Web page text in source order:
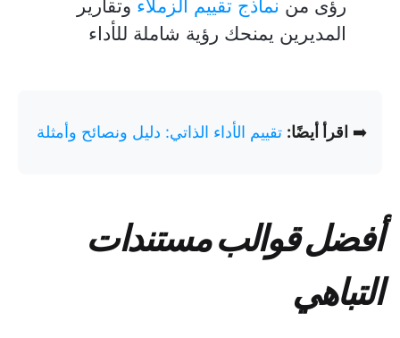
رؤى من نماذج تقييم الزملاء وتقارير
المديرين يمنحك رؤية شاملة للأداء
➡️ اقرأ أيضًا: تقييم الأداء الذاتي: دليل ونصائح وأمثلة
أفضل قوالب مستندات
التباهي